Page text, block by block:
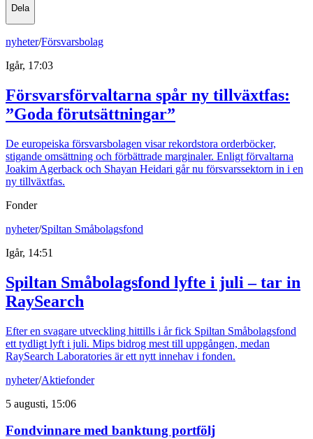
Dela
nyheter/Försvarsbolag
Igår, 17:03
Försvarsförvaltarna spår ny tillväxtfas:
”Goda förutsättningar”
De europeiska försvarsbolagen visar rekordstora orderböcker,
stigande omsättning och förbättrade marginaler. Enligt förvaltarna
Joakim Agerback och Shayan Heidari går nu försvarssektorn in i en
ny tillväxtfas.
Fonder
nyheter/Spiltan Småbolagsfond
Igår, 14:51
Spiltan Småbolagsfond lyfte i juli – tar in
RaySearch
Efter en svagare utveckling hittills i år fick Spiltan Småbolagsfond
ett tydligt lyft i juli. Mips bidrog mest till uppgången, medan
RaySearch Laboratories är ett nytt innehav i fonden.
nyheter/Aktiefonder
5 augusti, 15:06
Fondvinnare med banktung portfölj